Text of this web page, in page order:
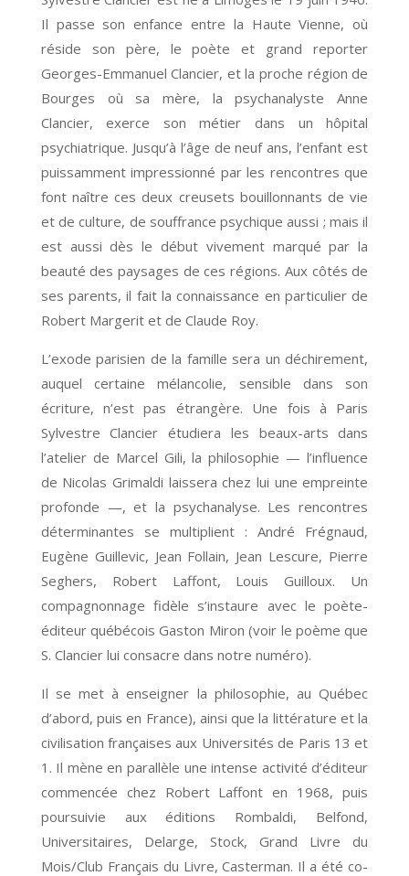
Il passe son enfance entre la Haute Vienne, où
réside son père, le poète et grand reporter
Georges-Emmanuel Clancier, et la proche région de
Bourges où sa mère, la psychanalyste Anne
Clancier, exerce son métier dans un hôpital
psychiatrique. Jusqu’à l’âge de neuf ans, l’enfant est
puissamment impressionné par les rencontres que
font naître ces deux creusets bouillonnants de vie
et de culture, de souffrance psychique aussi ; mais il
est aussi dès le début vivement marqué par la
beauté des paysages de ces régions. Aux côtés de
ses parents, il fait la connaissance en particulier de
Robert Margerit et de Claude Roy.
L’exode parisien de la famille sera un déchirement,
auquel certaine mélancolie, sensible dans son
écriture, n’est pas étrangère. Une fois à Paris
Sylvestre Clancier étudiera les beaux-arts dans
l’atelier de Marcel Gili, la philosophie — l’influence
de Nicolas Grimaldi laissera chez lui une empreinte
profonde —, et la psychanalyse. Les rencontres
déterminantes se multiplient : André Frégnaud,
Eugène Guillevic, Jean Follain, Jean Lescure, Pierre
Seghers, Robert Laffont, Louis Guilloux. Un
compagnonnage fidèle s’instaure avec le poète-
éditeur québécois Gaston Miron (voir le poème que
S. Clancier lui consacre dans notre numéro).
Il se met à enseigner la philosophie, au Québec
d’abord, puis en France), ainsi que la littérature et la
civilisation françaises aux Universités de Paris 13 et
1. Il mène en parallèle une intense activité d’éditeur
commencée chez Robert Laffont en 1968, puis
poursuivie aux éditions Rombaldi, Belfond,
Universitaires, Delarge, Stock, Grand Livre du
Mois/Club Français du Livre, Casterman. Il a été co-